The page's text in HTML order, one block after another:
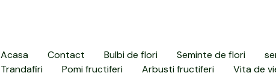
Acasa Contact Bulbi de flori Seminte de flori
Trandafiri
Pomi fructiferi Arbusti fructiferi Vita de